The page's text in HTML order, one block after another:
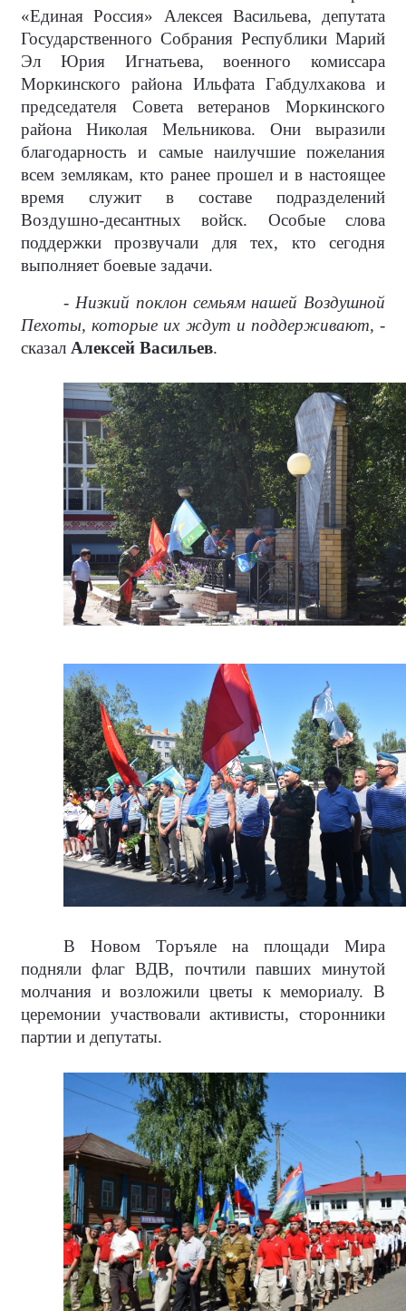
«Единая Россия» Алексея Васильева, депутата
Государственного Собрания Республики Марий
Эл Юрия Игнатьева, военного комиссара
Моркинского района Ильфата Габдулхакова и
председателя Совета ветеранов Моркинского
района Николая Мельникова. Они выразили
благодарность и самые наилучшие пожелания
всем землякам, кто ранее прошел и в настоящее
время служит в составе подразделений
Воздушно-десантных войск. Особые слова
поддержки прозвучали для тех, кто сегодня
выполняет боевые задачи.
- Низкий поклон семьям нашей Воздушной
Пехоты, которые их ждут и поддерживают, -
сказал Алексей Васильев.
В Новом Торъяле на площади Мира
подняли флаг ВДВ, почтили павших минутой
молчания и возложили цветы к мемориалу. В
церемонии участвовали активисты, сторонники
партии и депутаты.